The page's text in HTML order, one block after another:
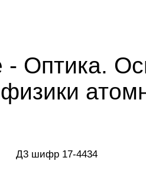
- Оптика.
Д3 шифр 17-4434